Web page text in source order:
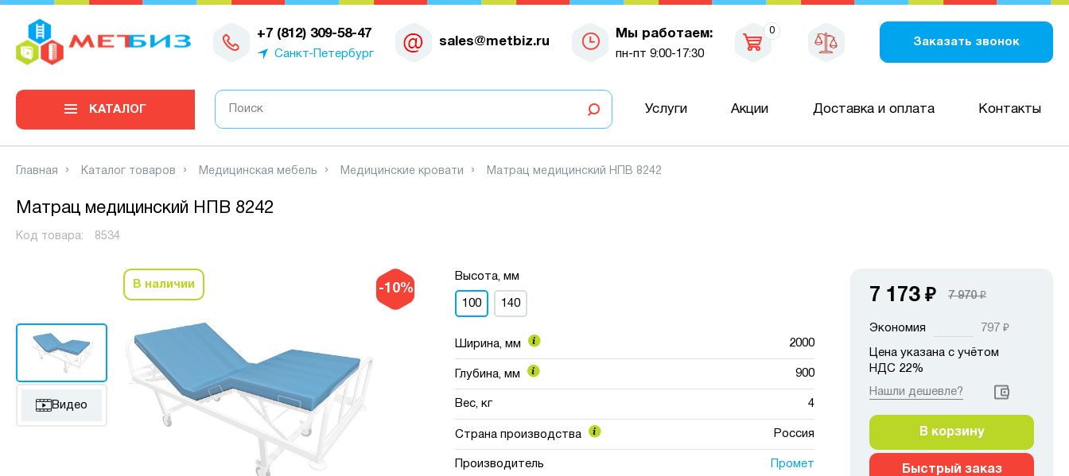
+7 (812) 309-58-47
Санкт-Петербург
sales@metbiz.ru
Мы работаем:
пн-пт 9:00-17:30
0
Заказать звонок
0
КАТАЛОГ Услуги Акции Доставка и оплата Контакты
Главная Каталог товаров Медицинская мебель Медицинские кровати Матрац медицинский НПВ 8242
Матрац медицинский НПВ 8242
Код товара: 8534
-10%
Видео
В наличии
Высота, мм
100 140
Ширина, мм 2000
Глубина, мм 900
Вес, кг 4
Страна производства Россия
Производитель Промет
7 173 ₽ 7 970₽
Экономия 797 ₽
Цена указана с учётом
НДС 22%
Нашли дешевле?
В корзину
Быстрый заказ